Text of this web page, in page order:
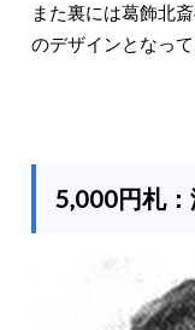
また裏には葛飾北
のデザインとなって
5,000円札